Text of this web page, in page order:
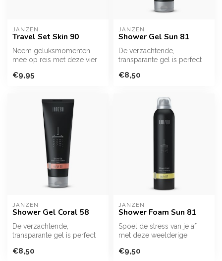
JANZEN
Travel Set Skin 90
Neem geluksmomenten
mee op reis met deze vier
ontspan...
€9,95
JANZEN
Shower Gel Sun 81
De verzachtende,
transparante gel is perfect
ontspanning. Ve...
€8,50
JANZEN
Shower Gel Coral 58
De verzachtende,
transparante gel is perfect
ontspanning. Ve...
€8,50
JANZEN
Shower Foam Sun 81
Spoel de stress van je af
met deze weelderige
én gecon...
€9,50